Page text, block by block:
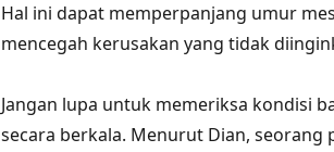
Hal ini dapat memperpanjang umur
mencegah kerusakan yang tidak
Jangan lupa untuk memeriksa kondisi
secara berkala. Menurut Dian, seorang